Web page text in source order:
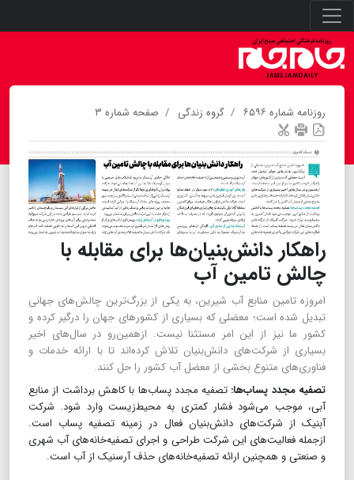
روزنامه شماره ۶۵۹۶ گروه زندگی صفحه شماره ۳
راهکار دانش‌بنیان‌ها برای مقابله با
چالش تامین آب
امروزه تامین منابع آب شیرین، به یکی از بزرگ‌ترین چالش‌های جهانی
تبدیل شده است؛ معضلی که بسیاری از کشورهای جهان را درگیر کرده ‌و
کشور ما نیز از این امر مستثنا نیست. از‌همین‌رو در سال‌های اخیر
بسیاری از شرکت‌های دانش‌‌بنیان تلاش کرده‌اند تا با ارائه خدمات و
فناوری‌های متنوع بخشی از معضل آب کشور را حل کنند.
تصفیه مجدد پساب‌ها: تصفیه مجدد پساب‌ها با کاهش برداشت از منابع
آبی، موجب می‌شود فشار کمتری به محیط‌زیست وارد شود. شرکت
آبنیک از شرکت‌های دانش‌بنیان فعال در زمینه تصفیه پساب است.
ازجمله فعالیت‌های این شرکت طراحی و اجرای تصفیه‌خانه‌های آب شهری
و صنعتی و همچنین ارائه تصفیه‌خانه‌های حذف آرسنیک از آب است.